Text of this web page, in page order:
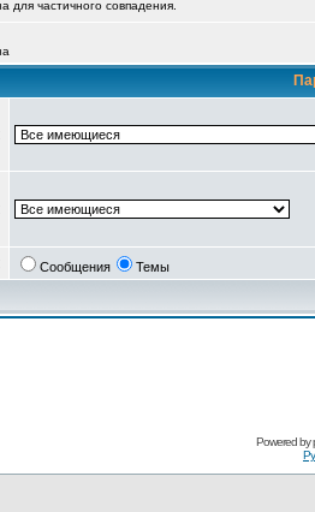
для частичного совпадения.
Сообщения Темы
Powered by